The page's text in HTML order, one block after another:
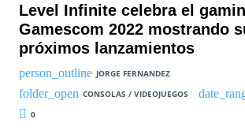
Level Infinite celebra el
Gamescom 2022 mostrando
próximos lanzamientos
JORGE FERNANDEZ
CONSOLAS / VIDEOJUEGOS
0